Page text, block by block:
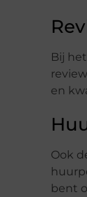
Bij
en
Ook
bent